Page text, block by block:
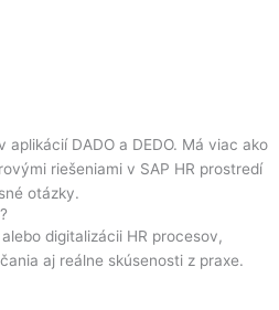
DADO a DEDO. Má viac ako
riešeniami v SAP HR prostredí
otázky.
digitalizácii HR procesov,
aj reálne skúsenosti z praxe.